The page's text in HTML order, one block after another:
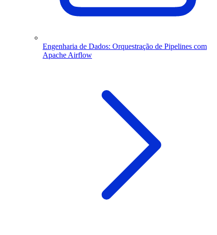
Engenharia de Dados: Orquestração de Pipelines com
Apache Airflow